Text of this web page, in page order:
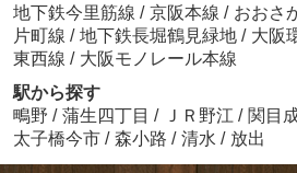
地下鉄今里筋線 / 京阪本線 / おおさ
片町線 / 地下鉄長堀鶴見緑地 / 大阪
東西線 / 大阪モノレール本線
駅から探す
鴫野 / 蒲生四丁目 / ＪＲ野江 / 関目
太子橋今市 / 森小路 / 清水 / 放出